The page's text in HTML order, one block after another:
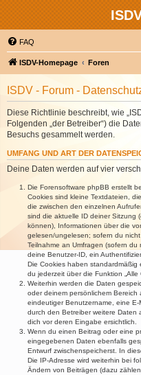
FAQ
ISDV-Homepage Foren
ISDV - Forum -
Diese Richtlinie beschreibt, wie
Folgenden „der Betreiber“) die
Besuchs gesammelt werden.
UMFANG UND ART DER
Deine Daten werden auf vier
Die Forensoftware phpBB erstellt
Cookies sind kleine Textdateien,
die zwischen den einzelnen
sind die aktuelle ID deiner Sitzung
können), Informationen über die
gelesen/ungelesen; sofern du
Teilnahme an Umfragen (sofern
deine Benutzer-ID, ein
Die Cookies haben standardmäßig
du jederzeit über die Funktion „Alle
Weiterhin werden die Daten
oder deinem persönlichem
eindeutiger Benutzername, eine
durch den Betreiber weitere Daten
dich vor deren Eingabe ersichtlich.
Wenn du einen Beitrag oder eine
eingegebenen Daten ebenfalls
Entwurf zwischenspeicherst. In
Die IP-Adresse wird weiterhin bei
Ändern von Beiträgen (dazu